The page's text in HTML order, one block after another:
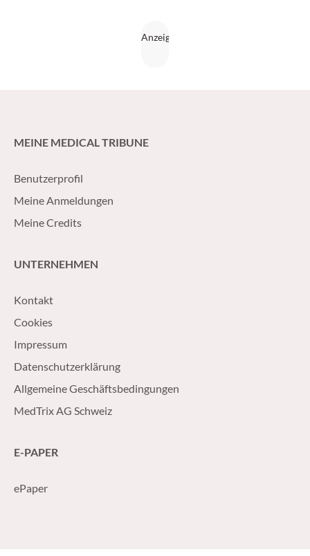
MEINE MEDICAL TRIBUNE
Benutzerprofil
Meine Anmeldungen
Meine Credits
UNTERNEHMEN
Kontakt
Cookies
Impressum
Datenschutzerklärung
Allgemeine Geschäftsbedingungen
MedTrix AG Schweiz
E-PAPER
ePaper